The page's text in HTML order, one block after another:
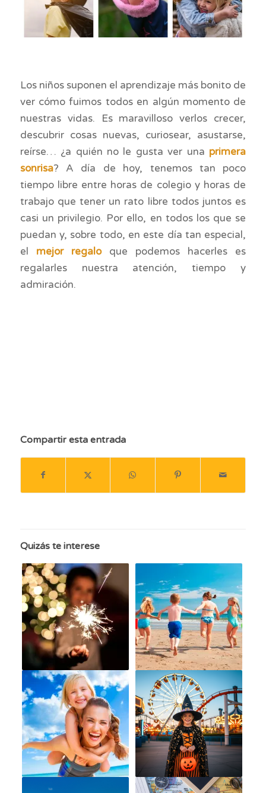
Los niños suponen el aprendizaje más bonito de
ver cómo fuimos todos en algún momento de
nuestras vidas. Es maravilloso verlos crecer,
descubrir cosas nuevas, curiosear, asustarse,
reírse… ¿a quién no le gusta ver una primera
sonrisa? A día de hoy, tenemos tan poco
tiempo libre entre horas de colegio y horas de
trabajo que tener un rato libre todos juntos es
casi un privilegio. Por ello, en todos los que se
puedan y, sobre todo, en este día tan especial,
el mejor regaloque podemos hacerles es
regalarles nuestra atención, tiempo y
admiración.
Compartir esta entrada
Quizás te interese